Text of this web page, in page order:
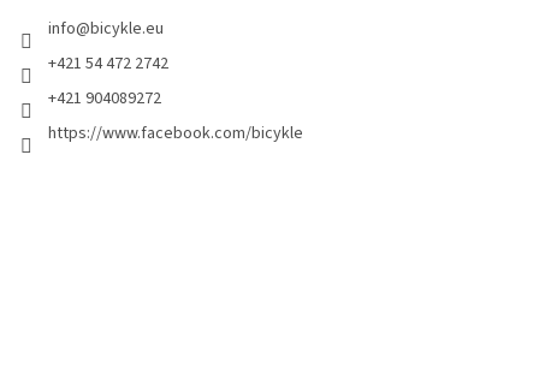
info@bicykle.eu
+421 54 472 2742
+421 904089272
https://www.facebook.com/bicykle